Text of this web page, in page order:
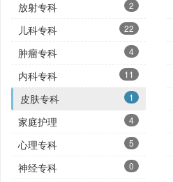
放射专科 2
儿科专科 22
肿瘤专科 4
内科专科 11
皮肤专科 1
家庭护理 4
心理专科 5
神经专科 0